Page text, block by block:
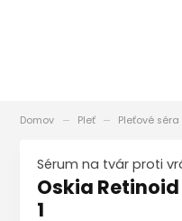
Domov Pleť Pleťové séra
Sérum na tvár proti
Oskia Retinoid
1